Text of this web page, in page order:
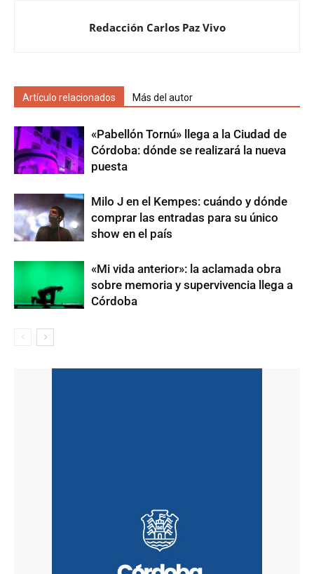
Redacción Carlos Paz Vivo
Artículo relacionados Más del autor
«Pabellón Tornú» llega a la Ciudad de
Córdoba: dónde se realizará la nueva
puesta
Milo J en el Kempes: cuándo y dónde
comprar las entradas para su único
show en el país
«Mi vida anterior»: la aclamada obra
sobre memoria y supervivencia llega a
Córdoba